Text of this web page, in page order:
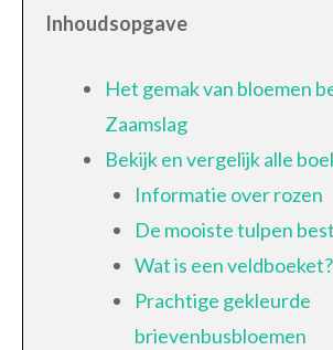
Inhoudsopgave
Het gemak van bloemen
Zaamslag
Bekijk en vergelijk alle
Informatie over rozen
De mooiste tulpen
Wat is een veldboeket?
Prachtige gekleurde
brievenbusbloemen